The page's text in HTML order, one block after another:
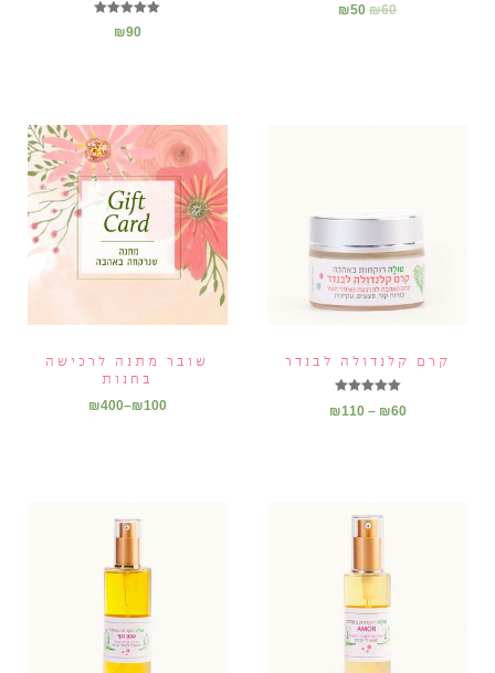
₪60
₪50
דורג
5.00
₪90
קרם קלנדולה לבנדר
דורג
5.00 ₪60
–
₪110
שובר מתנה לרכישה
בחנות
₪100
–
₪400